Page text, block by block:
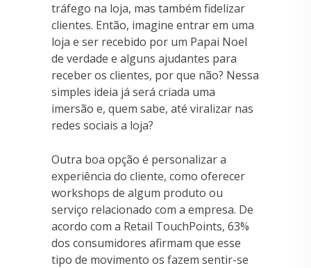
tráfego na loja, mas também fidelizar
clientes. Então, imagine entrar em uma
loja e ser recebido por um Papai Noel
de verdade e alguns ajudantes para
receber os clientes, por que não? Nessa
simples ideia já será criada uma
imersão e, quem sabe, até viralizar nas
redes sociais a loja?
Outra boa opção é personalizar a
experiência do cliente, como oferecer
workshops de algum produto ou
serviço relacionado com a empresa. De
acordo com a Retail TouchPoints, 63%
dos consumidores afirmam que esse
tipo de movimento os fazem sentir-se